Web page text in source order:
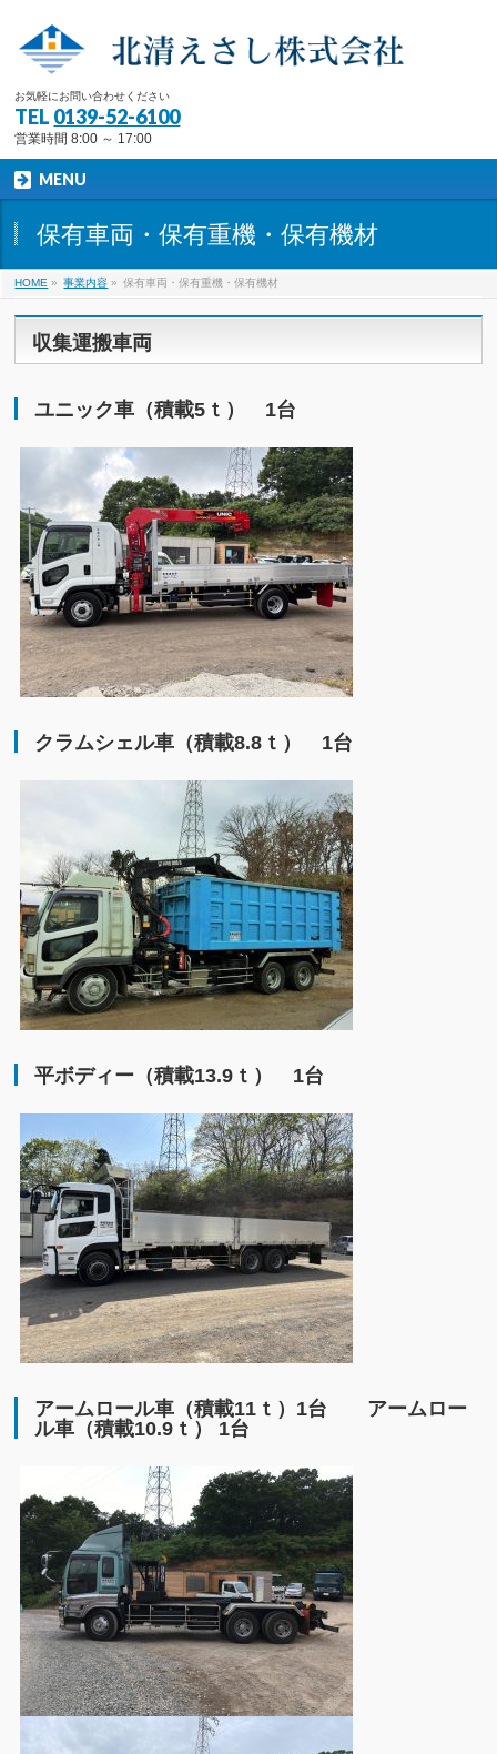
お気軽にお問い合わせください
TEL 0139-52-6100
営業時間 8:00 ～ 17:00
MENU
保有車両・保有重機・保有機材
HOME » 事業内容 » 保有車両・保有重機・保有機材
収集運搬車両
ユニック車（積載5ｔ） 1台
クラムシェル車（積載8.8ｔ） 1台
平ボディー（積載13.9ｔ） 1台
アームロール車（積載11ｔ）1台 アームロー
ル車（積載10.9ｔ） 1台